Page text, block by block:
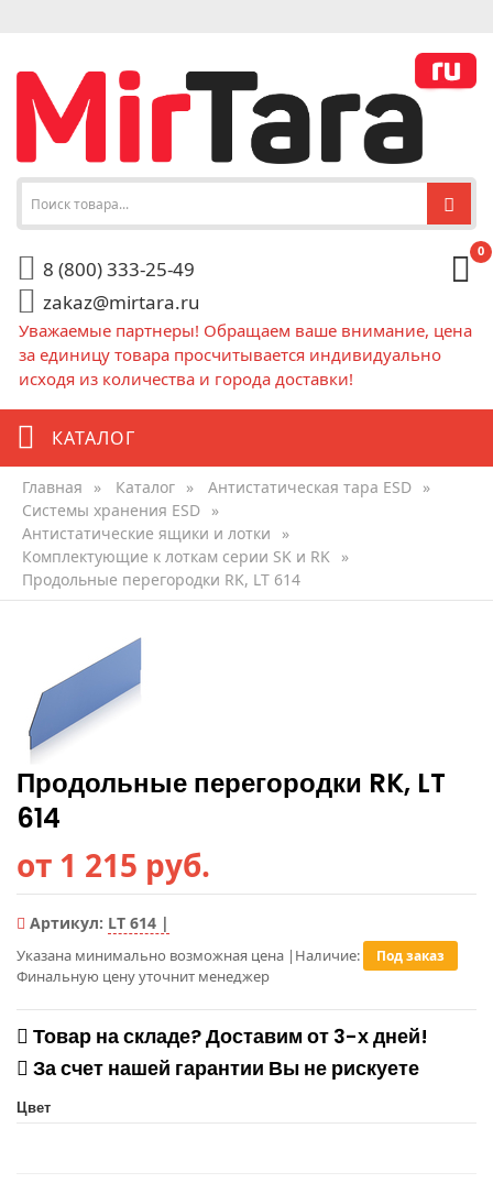
8 (800) 333-25-49
zakaz@mirtara.ru
0
Уважаемые партнеры! Обращаем ваше внимание, цена
за единицу товара просчитывается индивидуально
исходя из количества и города доставки!
КАТАЛОГ
Главная » Каталог » Антистатическая тара ESD »
Системы хранения ESD »
Антистатические ящики и лотки
»
Комплектующие к лоткам серии SK и RK »
Продольные перегородки RK, LT 614
Продольные перегородки RK, LT
614
от 1 215 руб.
Артикул: LT 614 |
Указана минимально возможная цена |
Финальную цену уточнит менеджер
Наличие: Под заказ
Товар на складе? Доставим от 3-х дней!
За счет нашей гарантии Вы не рискуете
Цвет